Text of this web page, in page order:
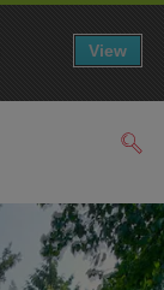
View